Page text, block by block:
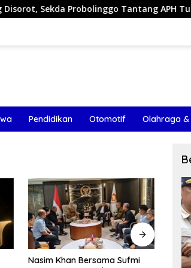
Tantang APH Tuntaskan
Pendidikan Otomotif Olahraga
Fasilitasi HM Nasim Khan